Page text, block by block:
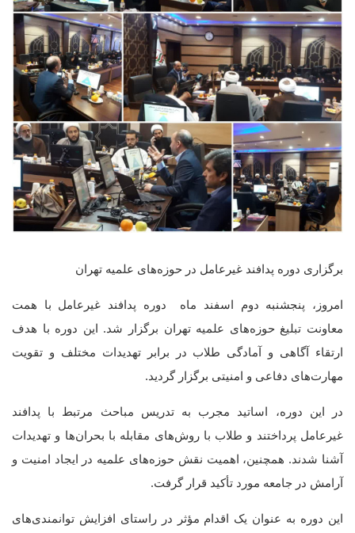
برگزاری دوره پدافند غیرعامل در حوزه‌های علمیه تهران
امروز، پنجشنبه دوم اسفند ماه دوره پدافند غیرعامل با همت
معاونت تبلیغ حوزه‌های علمیه تهران برگزار شد. این دوره با هدف
ارتقاء آگاهی و آمادگی طلاب در برابر تهدیدات مختلف و تقویت
مهارت‌های دفاعی و امنیتی برگزار گردید.
در این دوره، اساتید مجرب به تدریس مباحث مرتبط با پدافند
غیرعامل پرداختند و طلاب با روش‌های مقابله با بحران‌ها و تهدیدات
آشنا شدند. همچنین، اهمیت نقش حوزه‌های علمیه در ایجاد امنیت و
آرامش در جامعه مورد تأکید قرار گرفت.
این دوره به عنوان یک اقدام مؤثر در راستای افزایش توانمندی‌های